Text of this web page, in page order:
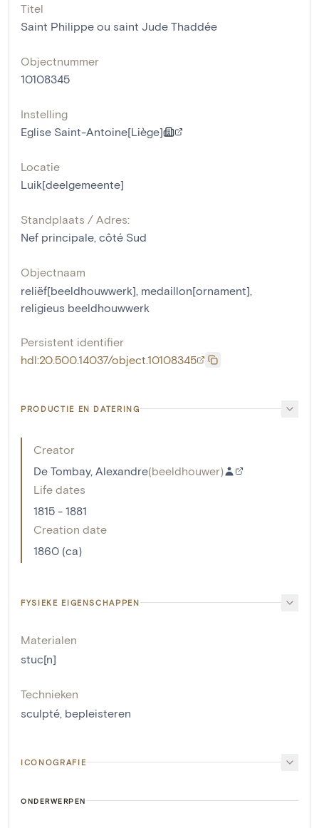
Titel
Saint Philippe ou saint Jude Thaddée
Objectnummer
10108345
Instelling
Eglise Saint-Antoine[Liège]
Locatie
Luik[deelgemeente]
Standplaats / Adres:
Nef principale, côté Sud
Objectnaam
reliëf[beeldhouwwerk] medaillon[ornament]
religieus beeldhouwwerk
Persistent identifier
hdl:20.500.14037/object.10108345
PRODUCTIE EN DATERING
Creator
De Tombay, Alexandre(beeldhouwer)
Life dates
1815 - 1881
Creation date
1860 (ca)
FYSIEKE EIGENSCHAPPEN
Materialen
stuc[n]
Technieken
sculpté bepleisteren
ICONOGRAFIE
ONDERWERPEN